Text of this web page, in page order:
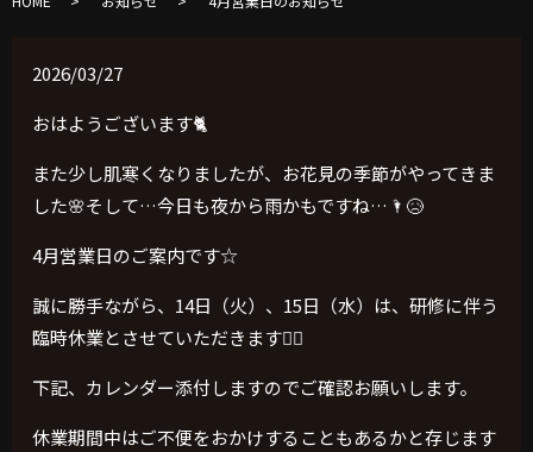
2026/03/27
おはようございます🐈
また少し肌寒くなりましたが、お花見の季節がやってきま
した🌸そして…今日も夜から雨かもですね…🌂😥
4月営業日のご案内です☆
誠に勝手ながら、14日（火）、15日（水）は、研修に伴う
臨時休業とさせていただきます🙇‍♀️
下記、カレンダー添付しますのでご確認お願いします。
休業期間中はご不便をおかけすることもあるかと存じます